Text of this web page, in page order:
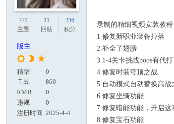
774
主题
11
回帖
236
积分
版主
精华
0
Ｔ豆
860
RMB
0
违规
0
注册时间 2025-4-4
录制的精细视频安装教
1.修复新职业装备掉落
2.补全了翅膀
3.1-4关卡挑战boos有代打
4.修复时装穹顶之战
5.自动模式自动替换高
6.修复坐骑功能
7.修复暗能功能，开启
8.修复宝石功能